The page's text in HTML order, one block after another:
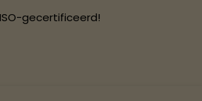
gecertificeerd!